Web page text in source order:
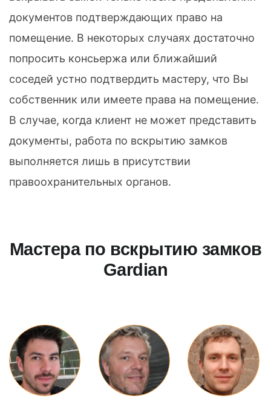
документов подтверждающих право на
помещение. В некоторых случаях достаточно
попросить консьержа или ближайший
соседей устно подтвердить мастеру, что Вы
собственник или имеете права на помещение.
В случае, когда клиент не может представить
документы, работа по вскрытию замков
выполняется лишь в присутствии
правоохранительных органов.
Мастера по вскрытию замков
Gardian